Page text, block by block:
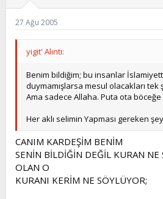
27 Ağu 2005
yigit' Alıntı:
Benim bildiğim; bu insanlar
duymamışlarsa mesul olacakları tek
Ama sadece Allaha. Puta ota
Her aklı selimin Yapması gereken
CANIM KARDEŞİM BENİM
SENİN BİLDİĞİN DEĞİL KURAN
OLAN O
KURANI KERİM NE SÖYLÜYOR;